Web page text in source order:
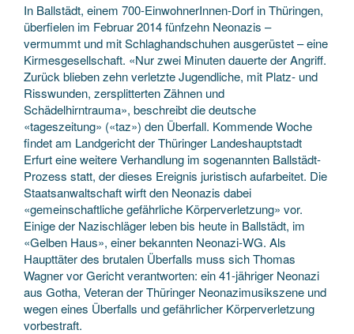
In Ballstädt, einem 700-EinwohnerInnen-Dorf in Thüringen,
überfielen im Februar 2014 fünfzehn Neonazis –
vermummt und mit Schlaghandschuhen ausgerüstet – eine
Kirmesgesellschaft. «Nur zwei Minuten dauerte der Angriff.
Zurück blieben zehn verletzte Jugendliche, mit Platz- und
Risswunden, zersplitterten Zähnen und
Schädelhirntrauma», beschreibt die deutsche
«tageszeitung» («taz») den Überfall. Kommende Woche
findet am Landgericht der Thüringer Landeshauptstadt
Erfurt eine weitere Verhandlung im sogenannten Ballstädt-
Prozess statt, der dieses Ereignis juristisch aufarbeitet. Die
Staatsanwaltschaft wirft den Neonazis dabei
«gemeinschaftliche gefährliche Körperverletzung» vor.
Einige der Nazischläger leben bis heute in Ballstädt, im
«Gelben Haus», einer bekannten Neonazi-WG. Als
Haupttäter des brutalen Überfalls muss sich Thomas
Wagner vor Gericht verantworten: ein 41-jähriger Neonazi
aus Gotha, Veteran der Thüringer Neonazimusikszene und
wegen eines Überfalls und gefährlicher Körperverletzung
vorbestraft.